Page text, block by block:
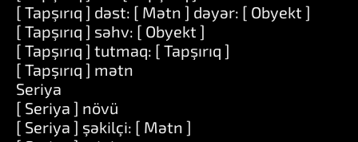
[ Tapşırıq ] dəst: [ Mətn ] dəyər: [ Obyekt ]
[ Tapşırıq ] səhv: [ Obyekt ]
[ Tapşırıq ] tutmaq: [ Tapşırıq ]
[ Tapşırıq ] mətn
Seriya
[ Seriya ] növü
[ Seriya ] şəkilçi: [ Mətn ]